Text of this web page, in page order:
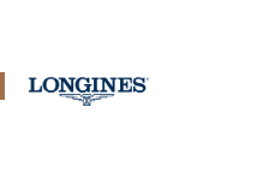
Značka:Longines